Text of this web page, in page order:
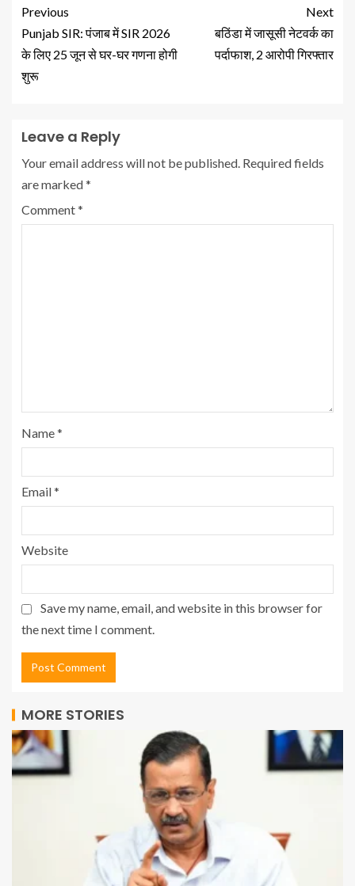
Previous
Punjab SIR: पंजाब में SIR 2026
के लिए 25 जून से घर-घर गणना होगी
शुरू
Next
बठिंडा में जासूसी नेटवर्क का
पर्दाफाश, 2 आरोपी गिरफ्तार
Leave a Reply
Your email address will not be published. Required fields
are marked*
Comment*
Name*
Email*
Website
Save my name, email, and website in this browser for
the next time I comment.
MORE STORIES